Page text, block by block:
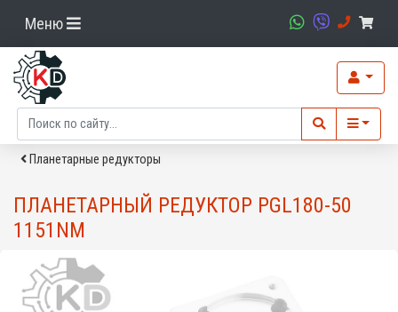
Меню
Планетарные редукторы
ПЛАНЕТАРНЫЙ РЕДУКТОР PGL180-50
1151NM